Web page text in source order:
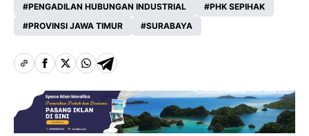
PENGADILAN HUBUNGAN INDUSTRIAL
PHK SEPIHAK
PROVINSI JAWA TIMUR
SURABAYA